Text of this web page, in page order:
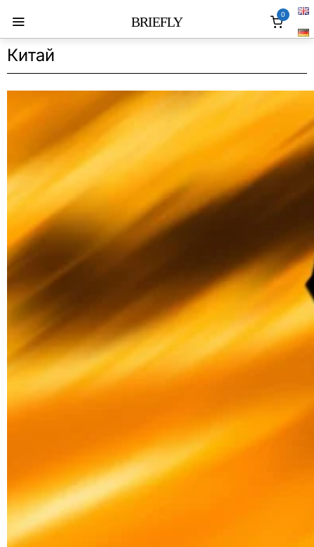
BRIEFLY 0
Китай